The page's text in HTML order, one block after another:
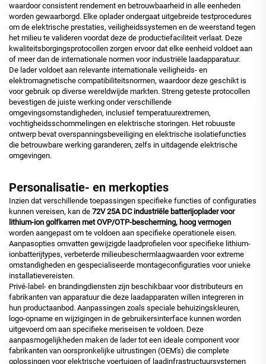
waardoor consistent rendement en betrouwbaarheid in alle eenheden
worden gewaarborgd. Elke oplader ondergaat uitgebreide testprocedures
om de elektrische prestaties, veiligheidssystemen en de weerstand tegen
het milieu te valideren voordat deze de productiefaciliteit verlaat. Deze
kwaliteitsborgingsprotocollen zorgen ervoor dat elke eenheid voldoet aan
of meer dan de internationale normen voor industriële laadapparatuur.
De lader voldoet aan relevante internationale veiligheids- en
elektromagnetische compatibiliteitsnormen, waardoor deze geschikt is
voor gebruik op diverse wereldwijde markten. Streng geteste protocollen
bevestigen de juiste werking onder verschillende
omgevingsomstandigheden, inclusief temperatuurextremen,
vochtigheidsschommelingen en elektrische storingen. Het robuuste
ontwerp bevat overspanningsbeveiliging en elektrische isolatiefuncties
die betrouwbare werking garanderen, zelfs in uitdagende elektrische
omgevingen.
Personalisatie- en merkopties
Inzien dat verschillende toepassingen specifieke functies of configuraties
kunnen vereisen, kan de 72V 25A DC industriële batterijoplader voor
lithium-ion golfkarren met OVP/OTP-bescherming, hoog vermogen
worden aangepast om te voldoen aan specifieke operationele eisen.
Aanpasopties omvatten gewijzigde laadprofielen voor specifieke lithium-
ionbatterijtypes, verbeterde milieubeschermlaagwaarden voor extreme
omstandigheden en gespecialiseerde montageconfiguraties voor unieke
installatievereisten.
Privé-label- en brandingdiensten zijn beschikbaar voor distributeurs en
fabrikanten van apparatuur die deze laadapparaten willen integreren in
hun productaanbod. Aanpassingen zoals speciale behuizingskleuren,
logo-opname en wijzigingen in de gebruikersinterface kunnen worden
uitgevoerd om aan specifieke meriseisen te voldoen. Deze
aanpasmogelijkheden maken de lader tot een ideale component voor
fabrikanten van oorspronkelijke uitrustingen (OEM's) die complete
oplossingen voor elektrische voertuigen of laadinfrastructuursystemen